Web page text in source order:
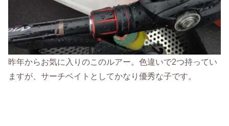
昨年からお気に入りのこのルアー。色違いで2つ持ってい
ますが、サーチベイトとしてかなり優秀な子です。